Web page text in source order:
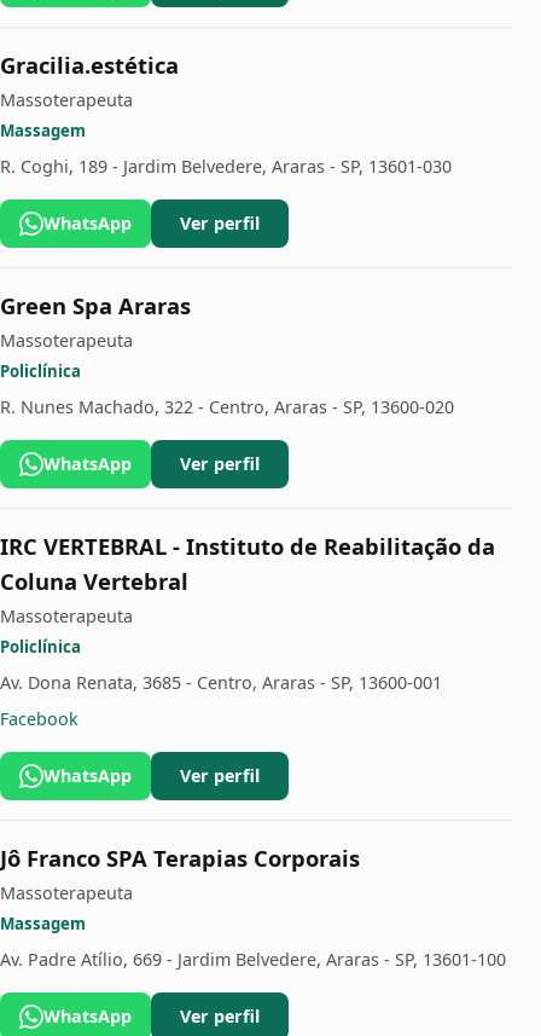
Gracilia.estética
Massoterapeuta
Massagem
R. Coghi, 189 - Jardim Belvedere, Araras - SP, 13601-030
WhatsApp Ver perfil
Green Spa Araras
Massoterapeuta
Policlínica
R. Nunes Machado, 322 - Centro, Araras - SP, 13600-020
WhatsApp Ver perfil
IRC VERTEBRAL - Instituto de Reabilitação da
Coluna Vertebral
Massoterapeuta
Policlínica
Av. Dona Renata, 3685 - Centro, Araras - SP, 13600-001
Facebook
WhatsApp Ver perfil
Jô Franco SPA Terapias Corporais
Massoterapeuta
Massagem
Av. Padre Atílio, 669 - Jardim Belvedere, Araras - SP, 13601-100
WhatsApp Ver perfil